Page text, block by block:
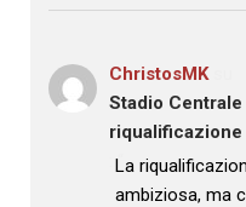
ChristosMKsu
Stadio
riqualificazione
: “La
ambiziosa, ma